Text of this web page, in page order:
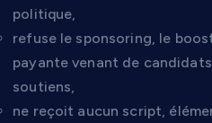
politique,
refuse le sponsoring, le
payante venant de
soutiens,
ne reçoit aucun script,